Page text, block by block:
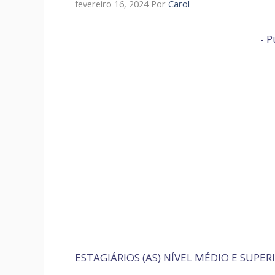
fevereiro 16, 2024 Por Carol
-
ESTAGIÁRIOS (AS) NÍVEL MÉDIO E